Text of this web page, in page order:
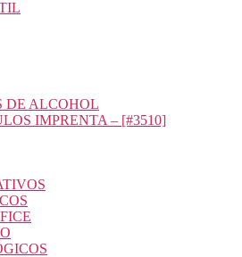
DE ALCOHOL
IMPRENTA – [#3510]